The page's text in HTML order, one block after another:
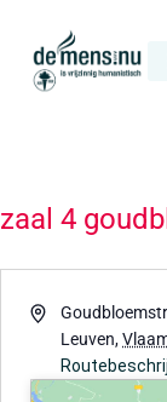
zaal 4
Adres
Leuven,